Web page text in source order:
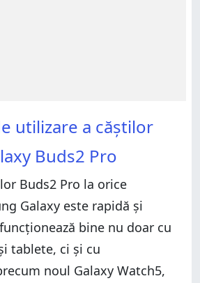
utilizare a căștilor
Buds2 Pro
Buds2 Pro la orice
Galaxy este rapidă și
bine nu doar cu
tablete, ci și cu
noul Galaxy Watch5,